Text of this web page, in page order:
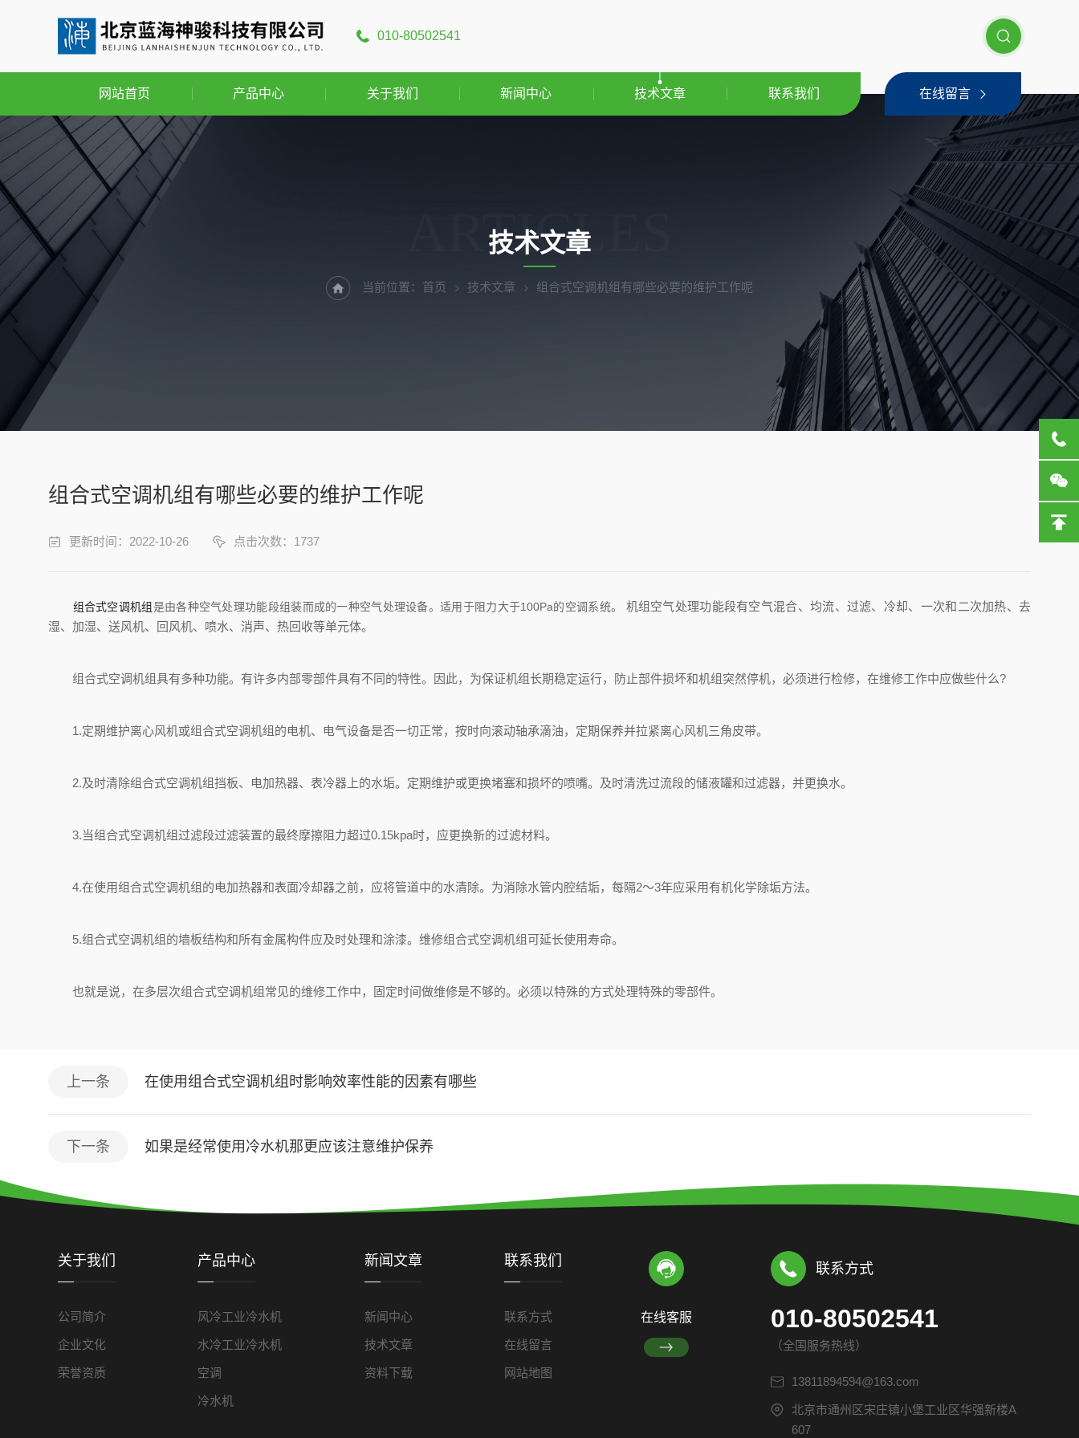
010-80502541
网站首页 产品中心 关于我们 新闻中心 技术文章 联系我们 在线留言
ARTICLES
技术文章
当前位置： 首页 技术文章 组合式空调机组有哪些必要的维护工作呢
组合式空调机组有哪些必要的维护工作呢
更新时间：2022-10-26 点击次数：1737
组合式空调机组是由各种空气处理功能段组装而成的一种空气处理设备。适用于阻力大于100Pa的空调系统。
机组空气处理功能段有空气混合、均流、过滤、冷却、一次和二次加热、去
湿、加湿、送风机、回风机、喷水、消声、热回收等单元体。
组合式空调机组具有多种功能。有许多内部零部件具有不同的特性。因此，为保证机组长期稳定运行，防止部件损坏和机组突然停机，必须进行检修，在维修工作中应做些什么?
1.定期维护离心风机或组合式空调机组的电机、电气设备是否一切正常，按时向滚动轴承滴油，定期保养并拉紧离心风机三角皮带。
2.及时清除组合式空调机组挡板、电加热器、表冷器上的水垢。定期维护或更换堵塞和损坏的喷嘴。及时清洗过流段的储液罐和过滤器，并更换水。
3.当组合式空调机组过滤段过滤装置的最终摩擦阻力超过0.15kpa时，应更换新的过滤材料。
4.在使用组合式空调机组的电加热器和表面冷却器之前，应将管道中的水清除。为消除水管内腔结垢，每隔2～3年应采用有机化学除垢方法。
5.组合式空调机组的墙板结构和所有金属构件应及时处理和涂漆。维修组合式空调机组可延长使用寿命。
也就是说，在多层次组合式空调机组常见的维修工作中，固定时间做维修是不够的。必须以特殊的方式处理特殊的零部件。
上一条 在使用组合式空调机组时影响效率性能的因素有哪些
下一条 如果是经常使用冷水机那更应该注意维护保养
关于我们
公司简介
企业文化
荣誉资质
产品中心
风冷工业冷水机
水冷工业冷水机
空调
冷水机
新闻文章
新闻中心
技术文章
资料下载
联系我们
联系方式
在线留言
网站地图
在线客服
联系方式
010-80502541
（全国服务热线）
13811894594@163.com
北京市通州区宋庄镇小堡工业区华强新楼A
607